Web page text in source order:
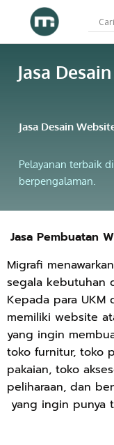
content
Jasa
Jasa Desain
Pelayanan terbaik
berpengalaman.
Jasa Pembuatan
Migrafi
segala kebutuhan
Kepada para UKM
memiliki website
yang ingin
toko furnitur, toko
pakaian, toko
peliharaan, dan
yang ingin punya